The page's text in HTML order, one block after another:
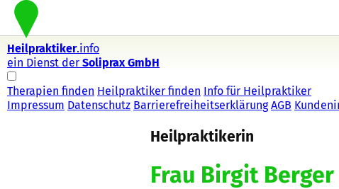
Heilpraktiker.info
ein Dienst der Soliprax GmbH
Therapien finden Heilpraktiker finden Info für Heilpraktiker
Impressum Datenschutz Barrierefreiheitserklärung AGB
Heilpraktikerin
Frau Birgit Berger